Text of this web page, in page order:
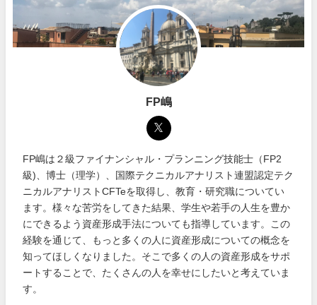
FP嶋
FP嶋は２級ファイナンシャル・プランニング技能士（FP2
級)、博士（理学）、国際テクニカルアナリスト連盟認定テク
ニカルアナリストCFTeを取得し、教育・研究職についてい
ます。様々な苦労をしてきた結果、学生や若手の人生を豊か
にできるよう資産形成手法についても指導しています。この
経験を通じて、もっと多くの人に資産形成についての概念を
知ってほしくなりました。そこで多くの人の資産形成をサポ
ートすることで、たくさんの人を幸せにしたいと考えていま
す。